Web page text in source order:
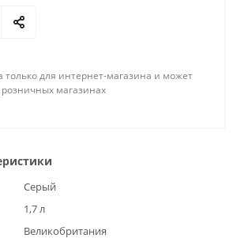
только для интернет-магазина и может
магазинах
Серый
1,7 л
Великобритания